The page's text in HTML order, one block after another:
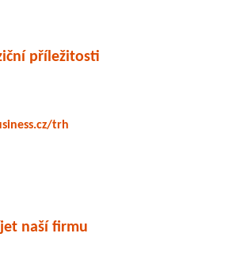
příležitosti
trh
naší firmu